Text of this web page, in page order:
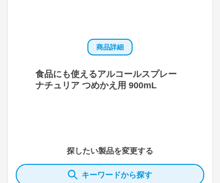
商品詳細
食品にも使えるアルコールスプレー
ナチュリア つめかえ用 900mL
探したい製品を変更する
キーワードから探す